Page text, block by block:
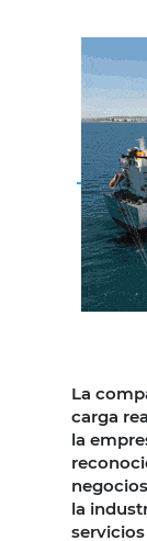
La
carga
la
la